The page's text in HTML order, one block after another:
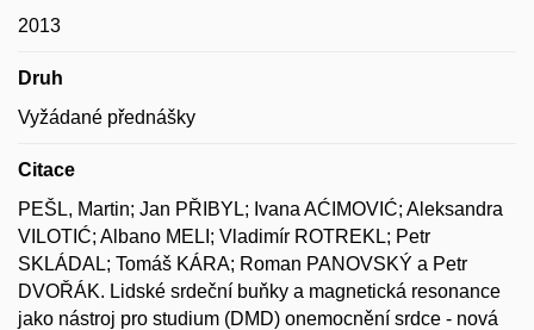
2013
Druh
Vyžádané přednášky
Citace
PEŠL, Martin; Jan PŘIBYL; Ivana AĆIMOVIĆ; Aleksandra
VILOTIĆ; Albano MELI; Vladimír ROTREKL; Petr
SKLÁDAL; Tomáš KÁRA; Roman PANOVSKÝ a Petr
DVOŘÁK. Lidské srdeční buňky a magnetická resonance
jako nástroj pro studium (DMD) onemocnění srdce - nová